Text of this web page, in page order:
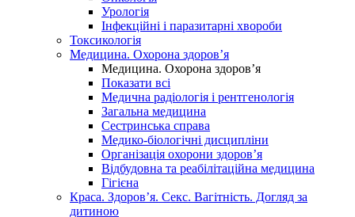
Урологія
Інфекційні і паразитарні хвороби
Токсикологія
Медицина. Охорона здоров’я
Медицина. Охорона здоров’я
Показати всі
Медична радіологія і рентгенологія
Загальна медицина
Сестринська справа
Медико-біологічні дисципліни
Організація охорони здоров’я
Відбудовна та реабілітаційна медицина
Гігієна
Краса. Здоров’я. Секс. Вагітність. Догляд за
дитиною